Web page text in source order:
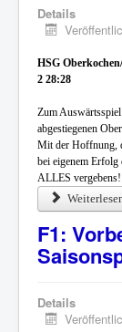
Details
HSG
2 28:28
Zum
abgestiegenen
Mit der Hoffnung,
bei eigenem Erfolg
ALLES vergebens!
F1:
Details